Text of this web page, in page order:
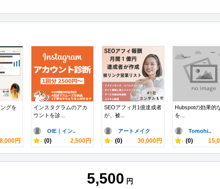
グを
円
インスタグラムのアカ
ウントを診...
OIE｜イン..
- (0) 2,500円
SEOアフィ月1億達成者
が、被...
アートメイク
- (0) 30,000円
Hubspotの効果的
を...
Tomohi..
- (0)
5,500 円